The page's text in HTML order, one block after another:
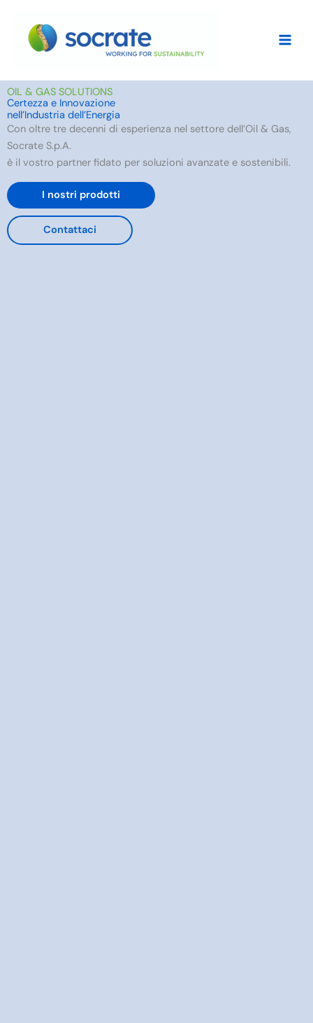
contenuto
OIL & GAS SOLUTIONS
Certezza e Innovazione
nell’Industria dell’Energia
Con oltre tre decenni di esperienza nel settore dell’Oil & Gas,
Socrate S.p.A.
è il vostro partner fidato per soluzioni avanzate e sostenibili.
I nostri prodotti
Contattaci